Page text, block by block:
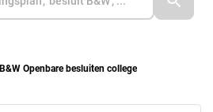
B&W Openbare besluiten college